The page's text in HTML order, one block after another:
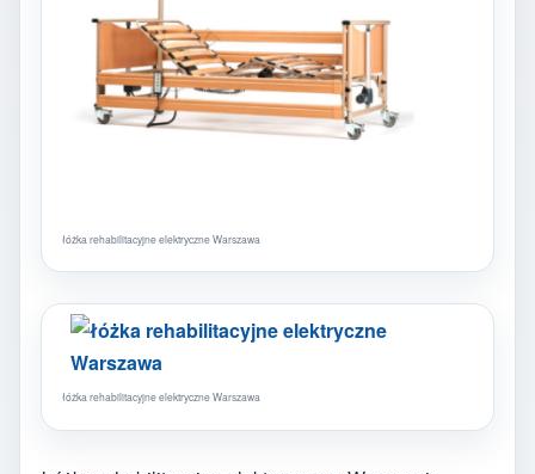
łóżka rehabilitacyjne elektryczne Warszawa
łóżka rehabilitacyjne elektryczne Warszawa